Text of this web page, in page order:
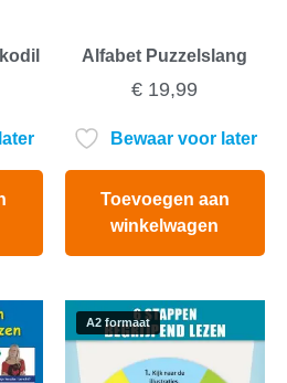
Alfabet Puzzelslang
€ 19,99
Bewaar voor later
Toevoegen aan
winkelwagen
A2 formaat